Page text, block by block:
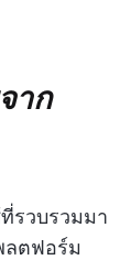
าก
รวบรวมมา
ลตฟอร์ม